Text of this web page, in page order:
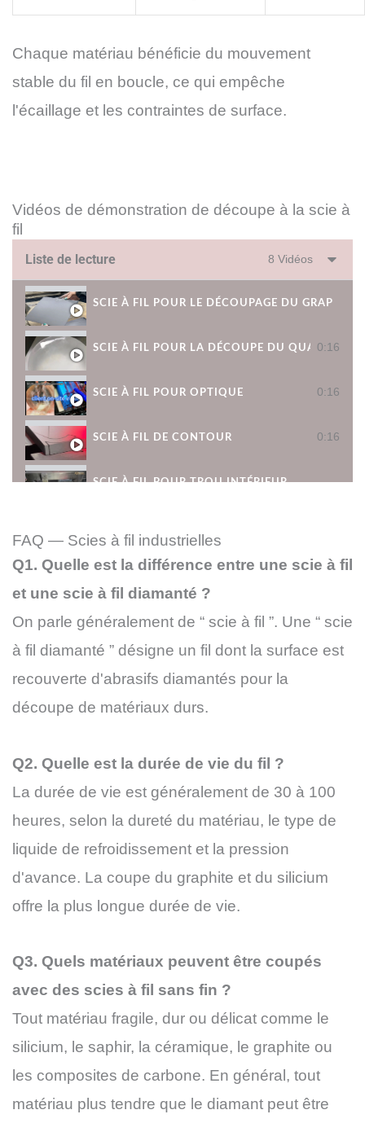
Chaque matériau bénéficie du mouvement
stable du fil en boucle, ce qui empêche
l'écaillage et les contraintes de surface.
Vidéos de démonstration de découpe à la scie à
fil
Liste de lecture 8 Vidéos
SCIE À FIL POUR LE DÉCOUPAGE DU GRAPHITE
SCIE À FIL POUR LA DÉCOUPE DU QUARTZ
0:16
SCIE À FIL POUR OPTIQUE 0:16
SCIE À FIL DE CONTOUR 0:16
SCIE À FIL POUR TROU INTÉRIEUR
SCIE À FIL INCLINABLE
SCIE À FIL À 4 LAMES
FAQ — Scies à fil industrielles
Q1. Quelle est la différence entre une scie à fil
et une scie à fil diamanté ?
On parle généralement de “ scie à fil ”. Une “ scie
à fil diamanté ” désigne un fil dont la surface est
recouverte d'abrasifs diamantés pour la
découpe de matériaux durs.
Q2. Quelle est la durée de vie du fil ?
La durée de vie est généralement de 30 à 100
heures, selon la dureté du matériau, le type de
liquide de refroidissement et la pression
d'avance. La coupe du graphite et du silicium
offre la plus longue durée de vie.
Q3. Quels matériaux peuvent être coupés
avec des scies à fil sans fin ?
Tout matériau fragile, dur ou délicat comme le
silicium, le saphir, la céramique, le graphite ou
les composites de carbone. En général, tout
matériau plus tendre que le diamant peut être